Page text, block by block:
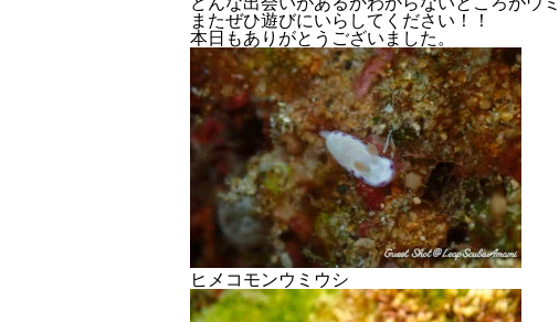
またぜひ遊びにいらしてください！！
本日もありがとうございました。
ヒメコモンウミウシ